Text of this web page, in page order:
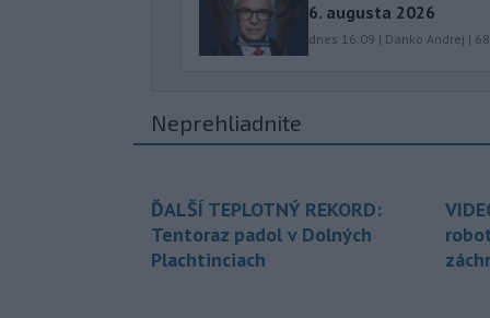
6. augusta 2026
dnes 16:09 | Danko Andrej |
Neprehliadnite
ĎALŠÍ TEPLOTNÝ REKORD:
Tentoraz padol v Dolných
Plachtinciach